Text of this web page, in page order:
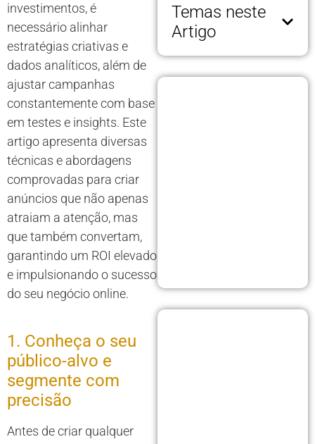
investimentos, é
necessário alinhar
estratégias criativas e
dados analíticos, além de
ajustar campanhas
constantemente com base
em testes e insights. Este
artigo apresenta diversas
técnicas e abordagens
comprovadas para criar
anúncios que não apenas
atraiam a atenção, mas
que também convertam,
garantindo um ROI elevado
e impulsionando o sucesso
do seu negócio online.
1. Conheça o seu
público-alvo e
segmente com
precisão
Antes de criar qualquer
Temas neste
Artigo